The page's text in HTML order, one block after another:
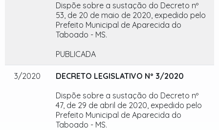
Dispõe sobre a sustação do Decreto nº
53, de 20 de maio de 2020, expedido pelo
Prefeito Municipal de Aparecida do
Taboado - MS.
PUBLICADA
3/2020
DECRETO LEGISLATIVO Nº 3/2020
Dispõe sobre a sustação do Decreto nº
47, de 29 de abril de 2020, expedido pelo
Prefeito Municipal de Aparecida do
Taboado - MS.